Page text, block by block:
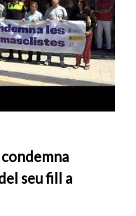
seu fill a